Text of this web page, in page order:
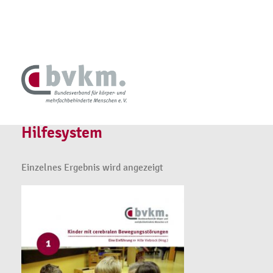
Hilfesystem
Einzelnes Ergebnis wird angezeigt